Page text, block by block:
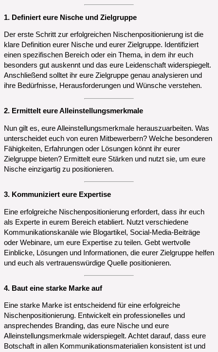
1. Definiert eure Nische und Zielgruppe
Der erste Schritt zur erfolgreichen Nischenpositionierung ist die
klare Definition eurer Nische und eurer Zielgruppe. Identifiziert
einen spezifischen Bereich oder ein Thema, in dem ihr euch
besonders gut auskennt und das eure Leidenschaft widerspiegelt.
Anschließend solltet ihr eure Zielgruppe genau analysieren und
ihre Bedürfnisse, Herausforderungen und Wünsche verstehen.
2. Ermittelt eure Alleinstellungsmerkmale
Nun gilt es, eure Alleinstellungsmerkmale herauszuarbeiten. Was
unterscheidet euch von euren Mitbewerbern? Welche besonderen
Fähigkeiten, Erfahrungen oder Lösungen könnt ihr eurer
Zielgruppe bieten? Ermittelt eure Stärken und nutzt sie, um eure
Nische einzigartig zu positionieren.
3. Kommuniziert eure Expertise
Eine erfolgreiche Nischenpositionierung erfordert, dass ihr euch
als Experte in eurem Bereich etabliert. Nutzt verschiedene
Kommunikationskanäle wie Blogartikel, Social-Media-Beiträge
oder Webinare, um eure Expertise zu teilen. Gebt wertvolle
Einblicke, Lösungen und Informationen, die eurer Zielgruppe helfen
und euch als vertrauenswürdige Quelle positionieren.
4. Baut eine starke Marke auf
Eine starke Marke ist entscheidend für eine erfolgreiche
Nischenpositionierung. Entwickelt ein professionelles und
ansprechendes Branding, das eure Nische und eure
Alleinstellungsmerkmale widerspiegelt. Achtet darauf, dass eure
Botschaft in allen Kommunikationsmaterialien konsistent ist und